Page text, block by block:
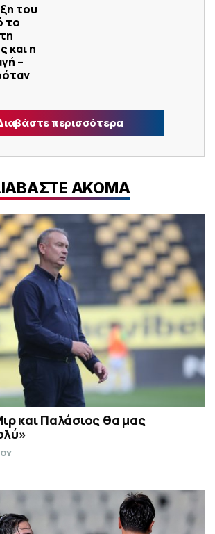
του
το
και η
–
περισσότερα
ΑΚΟΜΑ
και Παλάσιος θα μας